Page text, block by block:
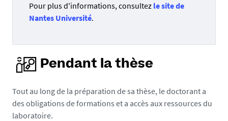
Pour plus d'informations, consultez le site de
Nantes Université.
Pendant la thèse
Tout au long de la préparation de sa thèse, le doctorant a
des obligations de formations et a accès aux ressources du
laboratoire.